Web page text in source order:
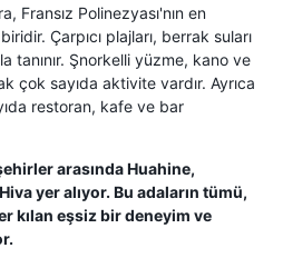
Fransız Polinezyası'nın en
Çarpıcı plajları, berrak suları
tanınır. Şnorkelli yüzme, kano ve
çok sayıda aktivite vardır. Ayrıca
restoran, kafe ve bar
arasında Huahine,
yer alıyor. Bu adaların tümü,
kılan eşsiz bir deneyim ve